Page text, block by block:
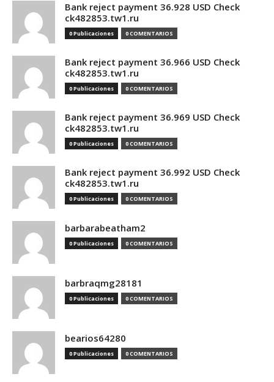
Bank reject payment 36.928 USD Check
ck482853.tw1.ru
0 Publicaciones 0 COMENTARIOS
Bank reject payment 36.966 USD Check
ck482853.tw1.ru
0 Publicaciones 0 COMENTARIOS
Bank reject payment 36.969 USD Check
ck482853.tw1.ru
0 Publicaciones 0 COMENTARIOS
Bank reject payment 36.992 USD Check
ck482853.tw1.ru
0 Publicaciones 0 COMENTARIOS
barbarabeatham2
0 Publicaciones 0 COMENTARIOS
barbraqmg28181
0 Publicaciones 0 COMENTARIOS
bearios64280
0 Publicaciones 0 COMENTARIOS